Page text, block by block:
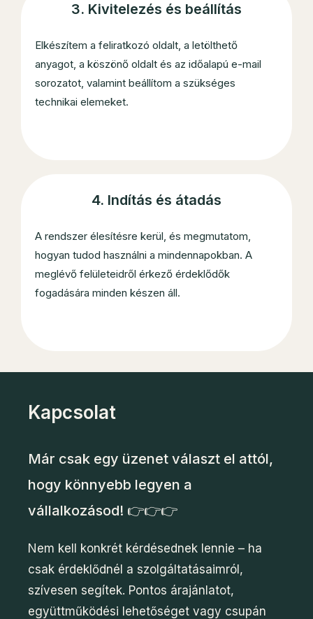
3. Kivitelezés és beállítás
Elkészítem a feliratkozó oldalt, a letölthető
anyagot, a köszönő oldalt és az időalapú e-mail
sorozatot, valamint beállítom a szükséges
technikai elemeket.
4. Indítás és átadás
A rendszer élesítésre kerül, és megmutatom,
hogyan tudod használni a mindennapokban. A
meglévő felületeidről érkező érdeklődők
fogadására minden készen áll.
Kapcsolat
Már csak egy üzenet választ el attól,
hogy könnyebb legyen a
vállalkozásod! 👉👉👉
Nem kell konkrét kérdésednek lennie – ha
csak érdeklődnél a szolgáltatásaimról,
szívesen segítek. Pontos árajánlatot,
együttműködési lehetőséget vagy csupán